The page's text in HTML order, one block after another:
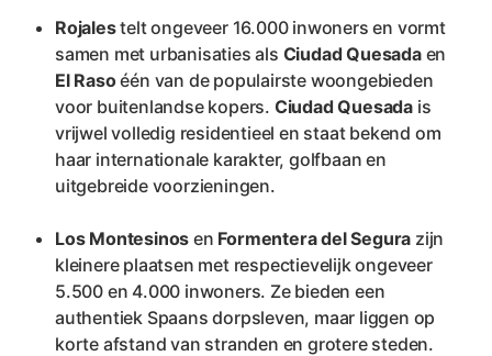
Rojales telt ongeveer 16.000 inwoners en vormt
samen met urbanisaties als Ciudad Quesada en
El Raso één van de populairste woongebieden
voor buitenlandse kopers. Ciudad Quesada is
vrijwel volledig residentieel en staat bekend om
haar internationale karakter, golfbaan en
uitgebreide voorzieningen.
Los Montesinos en Formentera del Segura zijn
kleinere plaatsen met respectievelijk ongeveer
5.500 en 4.000 inwoners. Ze bieden een
authentiek Spaans dorpsleven, maar liggen op
korte afstand van stranden en grotere steden.